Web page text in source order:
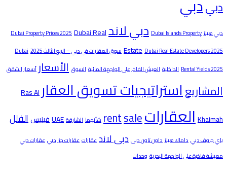
دبي
هيلز Dubai Islands Property دبي لاند Dubai Property Prices 2025 Dubai Real
Estate Dubai Real Estate Developers سوق العقارات في دبي – الربع الثالث 2025
Dubai
Rental Yields الداخلية العيش الفاخر على الواجهة المائية السوق الأسعار أسعار الشقق
استراتيجيات تسويق العقارRas Al
العقارات rentsale شأنهما الشارقة UAEفينيسالفلل
جروف دبي داماك هيلز داون تاون دبى دبى لاند عقارات عقارات جزر دبي عقارات دبي
فاخرة على الواجهة البحرية وحدات